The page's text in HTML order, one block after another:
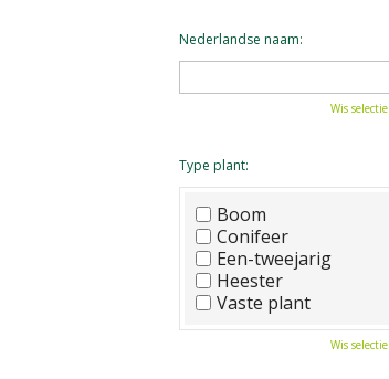
Nederlandse naam:
Wis selectie
Type plant:
Boom
Conifeer
Een-tweejarig
Heester
Vaste plant
Wis selectie